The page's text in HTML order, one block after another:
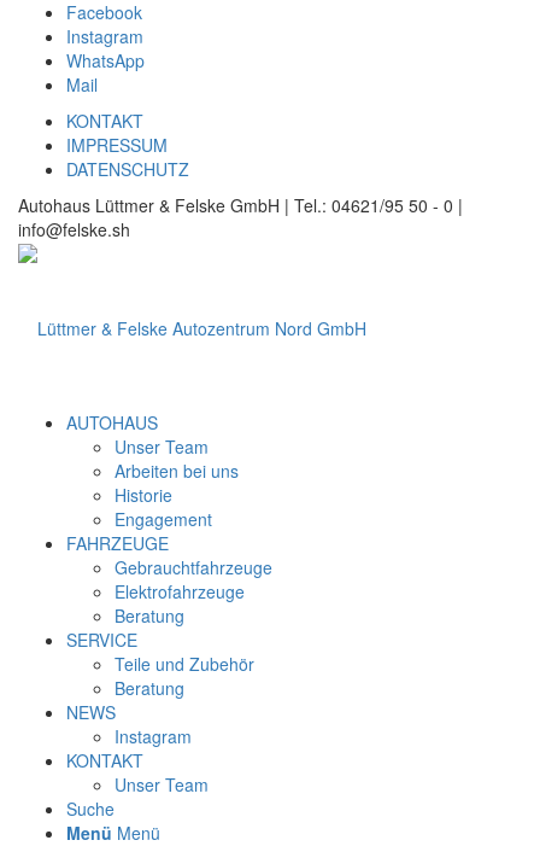
Facebook
Instagram
WhatsApp
Mail
KONTAKT
IMPRESSUM
DATENSCHUTZ
Autohaus Lüttmer & Felske GmbH | Tel.: 04621/95 50 - 0 |
info@felske.sh
AUTOHAUS
Unser Team
Arbeiten bei uns
Historie
Engagement
FAHRZEUGE
Gebrauchtfahrzeuge
Elektrofahrzeuge
Beratung
SERVICE
Teile und Zubehör
Beratung
NEWS
Instagram
KONTAKT
Unser Team
Suche
Menü Menü